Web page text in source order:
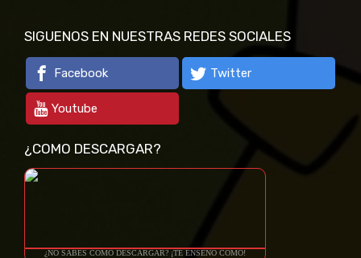
SIGUENOS EN NUESTRAS REDES SOCIALES
Facebook Twitter
Youtube
¿COMO DESCARGAR?
¿NO SABES COMO DESCARGAR? ¡TE ENSEÑO COMO!